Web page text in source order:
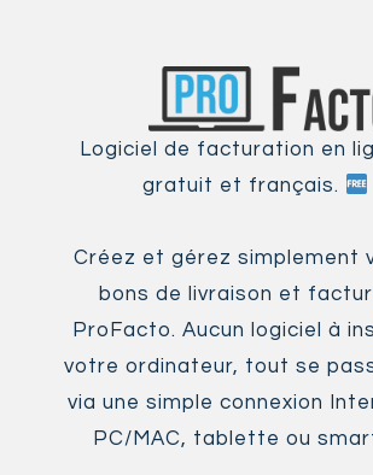
Logiciel de facturation en
gratuit et français.
Créez et gérez simplement
bons de livraison et
ProFacto. Aucun logiciel à
votre ordinateur, tout se
via une simple connexion
PC/MAC, tablette ou